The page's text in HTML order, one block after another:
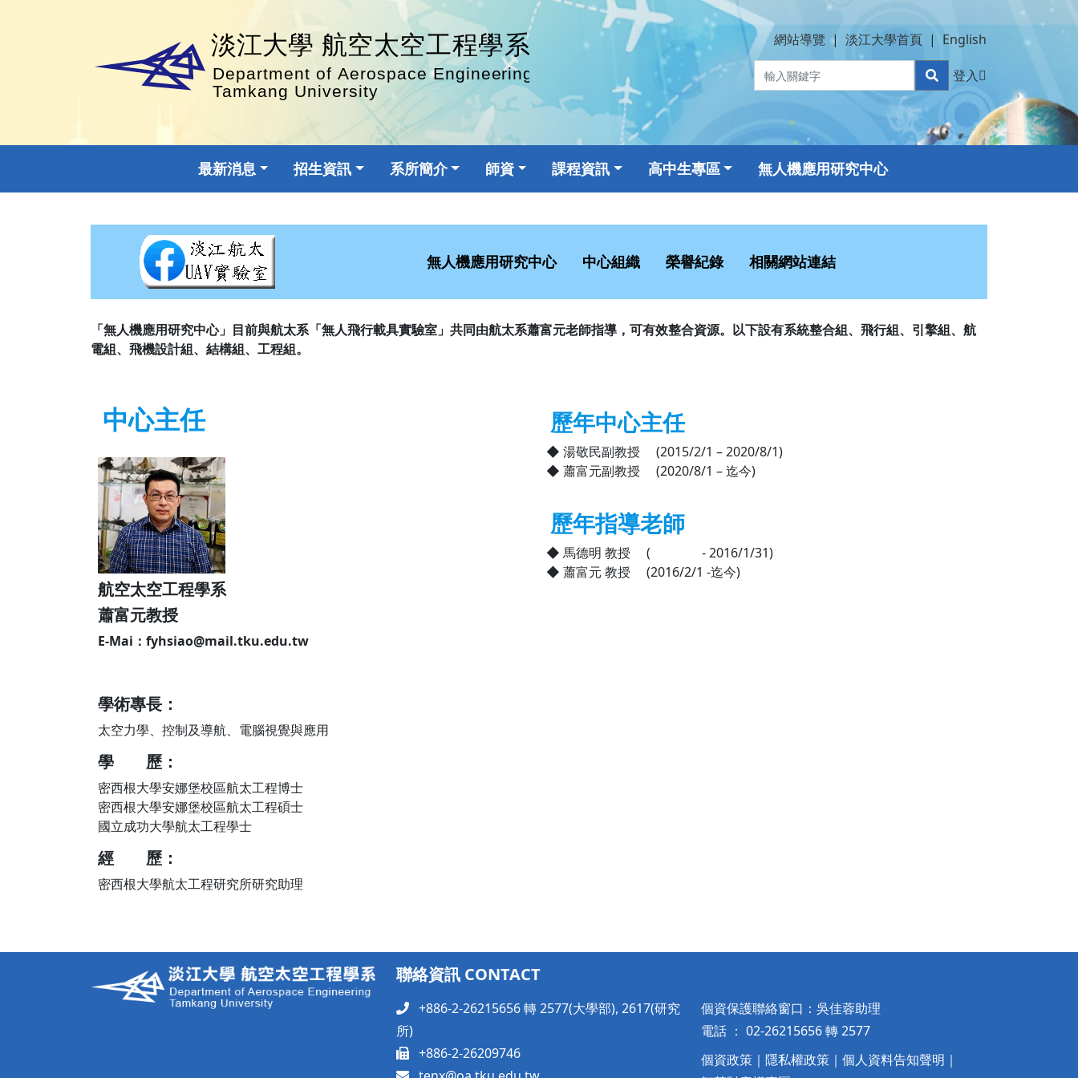
網站導覽 | 淡江大學首頁 | English
登入
最新消息 招生資訊 系所簡介 師資 課程資訊 高中生專區 無人機應用研究中心
無人機應用研究中心 中心組織 榮譽紀錄 相關網站連結
「無人機應用研究中心」目前與航太系「無人飛行載具實驗室」共同由航太系蕭富元老師指導，可有效整合資源。以下設有系統整合組、飛行組、引擎組、航
電組、飛機設計組、結構組、工程組。
中心主任
航空太空工程學系
蕭富元教授
E-Mai：fyhsiao@mail.tku.edu.tw
學術專長：
太空力學、控制及導航、電腦視覺與應用
學 歷：
密西根大學安娜堡校區航太工程博士
密西根大學安娜堡校區航太工程碩士
國立成功大學航太工程學士
經 歷 ：
密西根大學航太工程研究所研究助理
歷年中心主任
◆ 湯敬民副教授 (2015/2/1 – 2020/8/1)
◆ 蕭富元副教授 (2020/8/1 – 迄今)
歷年指導老師
◆ 馬德明 教授 ( - 2016/1/31)
◆ 蕭富元 教授 (2016/2/1 -迄今)
聯絡資訊 CONTACT
+886-2-26215656 轉 2577(大學部), 2617(研究
所)
+886-2-26209746
個資保護聯絡窗口：吳佳蓉助理
電話 ： 02-26215656 轉 2577
個資政策 ｜ 隱私權政策 ｜ 個人資料告知聲明 ｜